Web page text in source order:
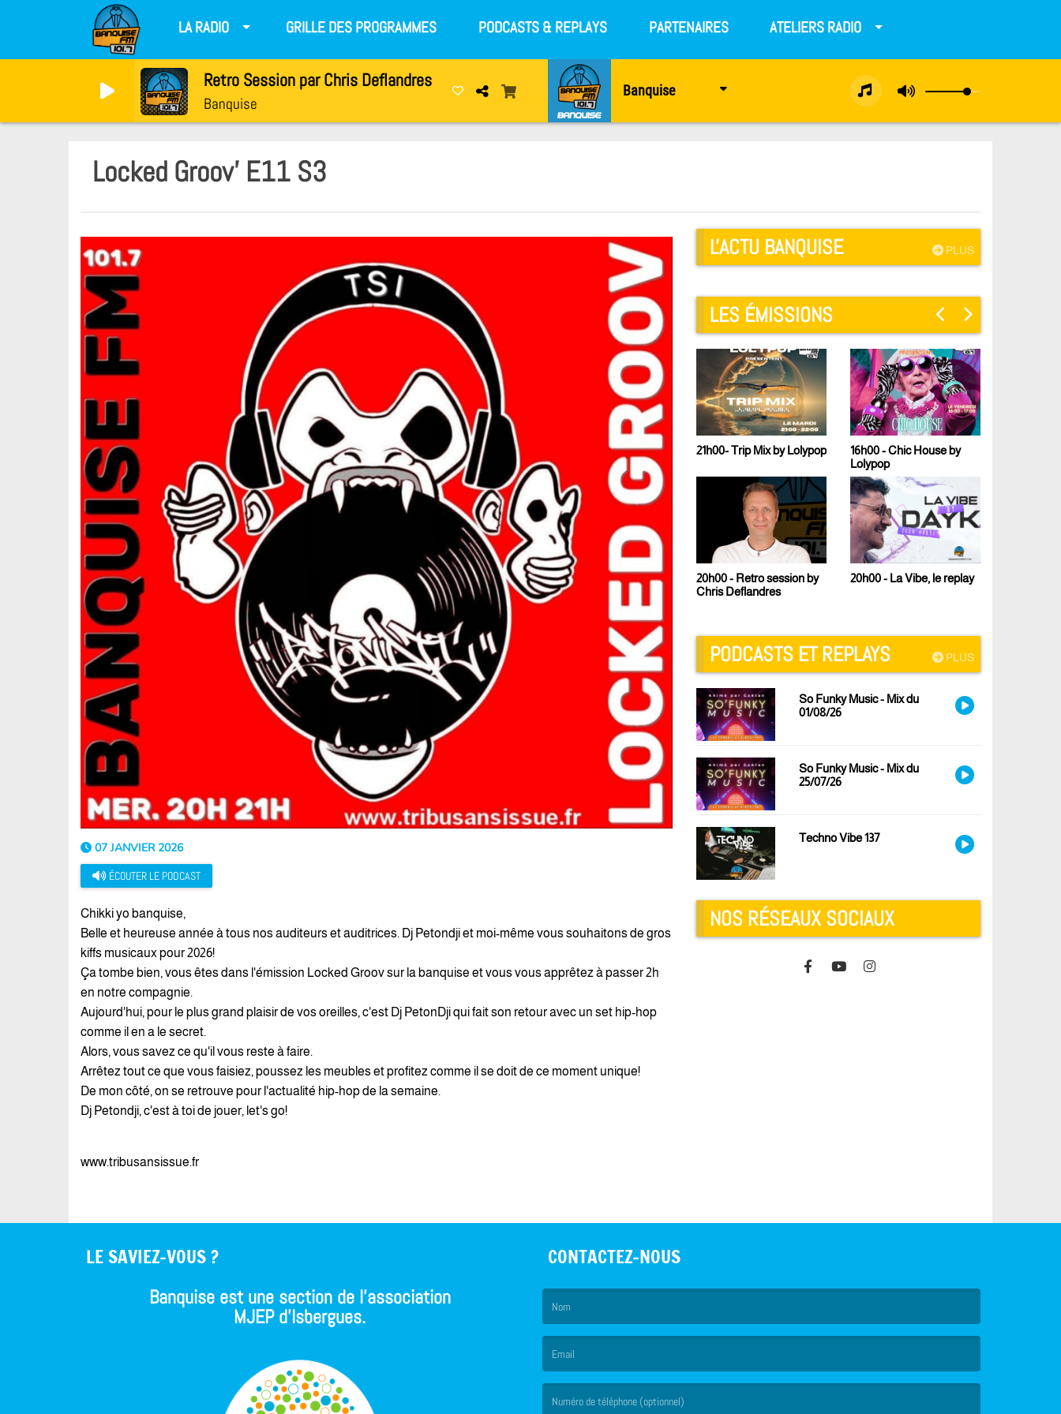
LA RADIO GRILLE DES PROGRAMMES PODCASTS & REPLAYS PARTENAIRES ATELIERS RADIO
Retro Session par Chris Deflandres
Banquise
Banquise
Locked Groov' E11 S3
07 JANVIER 2026
ÉCOUTER LE PODCAST
Chikki yo banquise,
Belle et heureuse année à tous nos auditeurs et auditrices. Dj Petondji et moi-même vous souhaitons de gros
kiffs musicaux pour 2026!
Ça tombe bien, vous êtes dans l'émission Locked Groov sur la banquise et vous vous apprêtez à passer 2h
en notre compagnie.
Aujourd'hui, pour le plus grand plaisir de vos oreilles, c'est Dj PetonDji qui fait son retour avec un set hip-hop
comme il en a le secret.
Alors, vous savez ce qu'il vous reste à faire.
Arrêtez tout ce que vous faisiez, poussez les meubles et profitez comme il se doit de ce moment unique!
De mon côté, on se retrouve pour l'actualité hip-hop de la semaine.
Dj Petondji, c'est à toi de jouer, let's go!
www.tribusansissue.fr
PLUS
L'ACTU BANQUISE
LES ÉMISSIONS
21h00- Trip Mix by Lolypop
20h00 - Retro session by
Chris Deflandres
16h00 - Chic House by
Lolypop
20h00 - La Vibe, le replay
PLUS
PODCASTS ET REPLAYS
So Funky Music - Mix du
01/08/26
So Funky Music - Mix du
25/07/26
Techno Vibe 137
NOS RÉSEAUX SOCIAUX
LE SAVIEZ-VOUS ?
Banquise est une section de l'association
MJEP d'Isbergues.
CONTACTEZ-NOUS